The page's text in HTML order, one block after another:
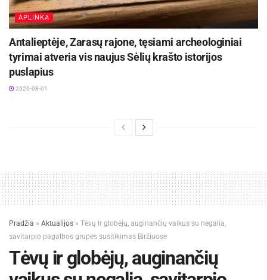
APLINKA
Antalieptėje, Zarasų rajone, tęsiami archeologiniai
tyrimai atveria vis naujus Sėlių krašto istorijos
puslapius
2026-08-01
Pradžia » Aktualijos » Tėvų ir globėjų, auginančių vaikus su negalia,
savitarpio pagalbos grupės susitikimas Biržiuose
Tėvų ir globėjų, auginančių